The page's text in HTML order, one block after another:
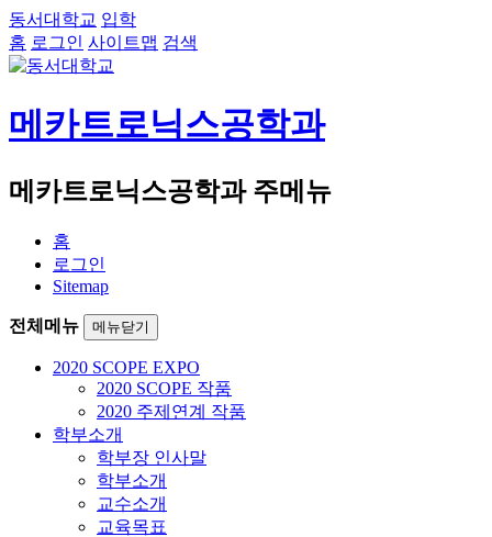
동서대학교 입학
홈 로그인 사이트맵 검색
메카트로닉스공학과
메카트로닉스공학과 주메뉴
홈
로그인
Sitemap
전체메뉴 메뉴닫기
2020 SCOPE EXPO
2020 SCOPE 작품
2020 주제연계 작품
학부소개
학부장 인사말
학부소개
교수소개
교육목표